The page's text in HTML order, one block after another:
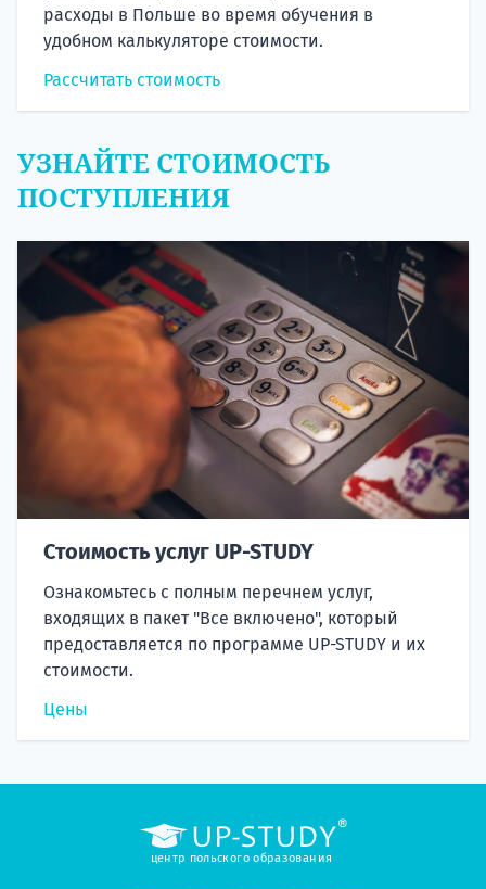
расходы в Польше во время обучения в
удобном калькуляторе стоимости.
Рассчитать стоимость
УЗНАЙТЕ СТОИМОСТЬ
ПОСТУПЛЕНИЯ
Стоимость услуг UP-STUDY
Ознакомьтесь с полным перечнем услуг,
входящих в пакет "Все включено", который
предоставляется по программе UP-STUDY и их
стоимости.
Цены
центр польского образования